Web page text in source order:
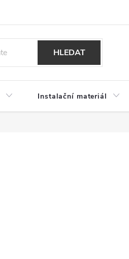
HLEDAT
Instalační materiál